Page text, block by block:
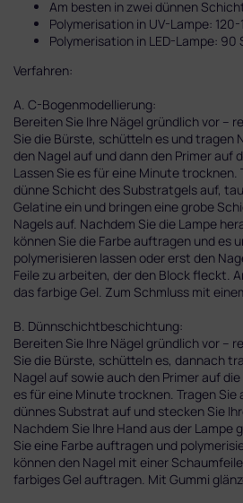
Am besten in zwei dünnen
Polymerisation in UV-Lampe: 120-
Polymerisation in LED-Lampe: 90
Verfahren:
A. C-Bogenmodellierung:
Bereiten Sie Ihre Nägel gründlich vor –
Sie die Bürste, schütteln es und tragen
den Nagel auf und dann den Primer auf
Lassen Sie es für eine Minute trocknen.
dünne Schicht des Substratgels auf,
Gelatine ein und bringen eine grobe
Nagels auf. Nachdem Sie die Lampe
können Sie die Farbe auftragen und es
polymerisieren lassen oder erst den
Feile zu arbeiten, der den Block fleckt.
das farbige Gel. Zum Schmluss mit
B. Dünnschichtbeschichtung:
Bereiten Sie Ihre Nägel gründlich vor –
Sie die Bürste, schütteln es, dannach
Nagel auf sowie auch den Primer auf
es für eine Minute trocknen. Tragen Sie
dünnes Substrat auf und stecken Sie
Nachdem Sie Ihre Hand aus der Lampe
Sie eine Farbe auftragen und
können den Nagel mit einer
farbiges Gel auftragen. Mit Gummi